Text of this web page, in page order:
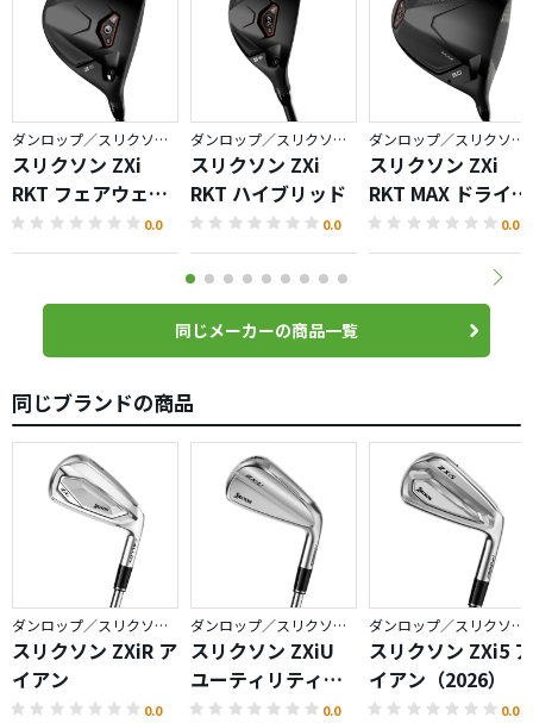
ダンロップ／スリクソン ZXi RKT
スリクソン ZXi
RKT フェアウェイ
ウッド
0.0
ダンロップ／スリクソン ZXi RKT
スリクソン ZXi
RKT ハイブリッド
0.0
ダンロップ／スリクソン ZXi RKT
スリクソン ZXi
RKT MAX ドライバ
ー
0.0
同じメーカーの商品一覧
同じブランドの商品
ダンロップ／スリクソン ZXi
スリクソン ZXiR ア
イアン
0.0
ダンロップ／スリクソン ZXi
スリクソン ZXiU
ユーティリティア
イアン（2026）0.0
ダンロップ／スリクソン ZXi
スリクソン ZXi5 ア
イアン（2026）
0.0